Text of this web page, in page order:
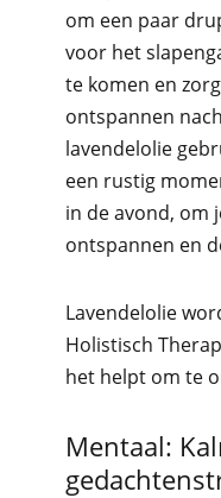
om een paar
voor het
te komen en
ontspannen
lavendelolie
een rustig
in de avond, om
ontspannen en
Lavendelolie
Holistisch
het helpt om te
Mentaal: